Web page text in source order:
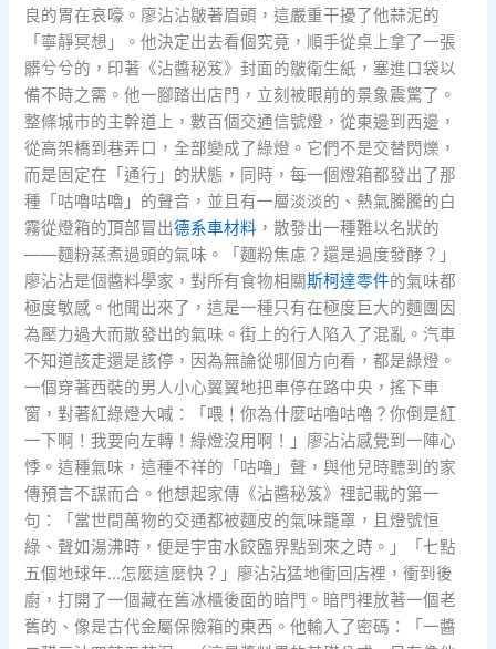
良的胃在哀嚎。廖沾沾皺著眉頭，這嚴重干擾了他蒜泥的
「寧靜冥想」。他決定出去看個究竟，順手從桌上拿了一張
髒兮兮的，印著《沾醬秘笈》封面的皺衛生紙，塞進口袋以
備不時之需。他一腳踏出店門，立刻被眼前的景象震驚了。
整條城市的主幹道上，數百個交通信號燈，從東邊到西邊，
從高架橋到巷弄口，全部變成了綠燈。它們不是交替閃爍，
而是固定在「通行」的狀態，同時，每一個燈箱都發出了那
種「咕嚕咕嚕」的聲音，並且有一層淡淡的、熱氣騰騰的白
霧從燈箱的頂部冒出德系車材料 ，散發出一種難以名狀的
——麵粉蒸煮過頭的氣味。「麵粉焦慮？還是過度發酵？」
廖沾沾是個醬料學家，對所有食物相關斯柯達零件的氣味都
極度敏感。他聞出來了，這是一種只有在極度巨大的麵團因
為壓力過大而散發出的氣味。街上的行人陷入了混亂。汽車
不知道該走還是該停，因為無論從哪個方向看，都是綠燈。
一個穿著西裝的男人小心翼翼地把車停在路中央，搖下車
窗，對著紅綠燈大喊：「喂！你為什麼咕嚕咕嚕？你倒是紅
一下啊！我要向左轉！綠燈沒用啊！」廖沾沾感覺到一陣心
悸。這種氣味，這種不祥的「咕嚕」聲，與他兒時聽到的家
傳預言不謀而合。他想起家傳《沾醬秘笈》裡記載的第一
句：「當世間萬物的交通都被麵皮的氣味籠罩，且燈號恒
綠、聲如湯沸時，便是宇宙水餃臨界點到來之時。」「七點
五個地球年…怎麼這麼快？」廖沾沾猛地衝回店裡，衝到後
廚，打開了一個藏在舊冰櫃後面的暗門。暗門裡放著一個老
舊的、像是古代金屬保險箱的東西。他輸入了密碼：「一醬